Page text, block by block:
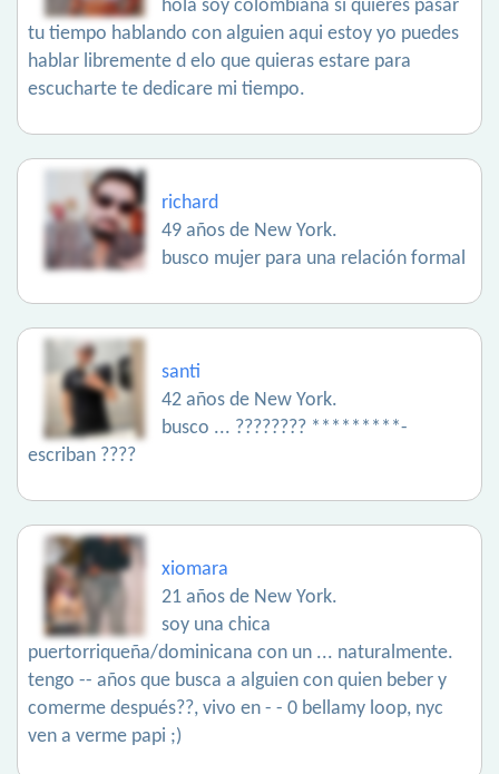
hola soy colombiana si quieres pasar
tu tiempo hablando con alguien aqui estoy yo puedes
hablar libremente d elo que quieras estare para
escucharte te dedicare mi tiempo.
richard
49 años de New York.
busco mujer para una relación formal
santi
42 años de New York.
busco ... ???????? *********-
escriban ????
xiomara
21 años de New York.
soy una chica
puertorriqueña/dominicana con un ... naturalmente.
tengo -- años que busca a alguien con quien beber y
comerme después??, vivo en - - 0 bellamy loop, nyc
ven a verme papi ;)